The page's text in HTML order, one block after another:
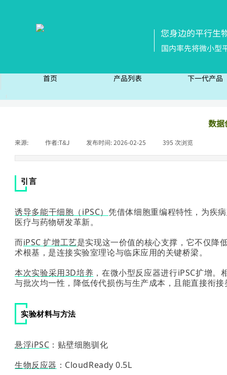
您身边的平行生
国内率先将微小型
首页 产品列表 下一代产品
数据
来源: 作者:T&J 发布时间:2026-02-25 395 次浏览
引言
诱导多能干细胞（iPSC）凭借体细胞重编程特性，为疾
医疗与药物研发革新。
而iPSC 扩增工艺是实现这一价值的核心支撑，它不仅降
术根基，是连接实验室理论与临床应用的关键桥梁。
本次实验采用3D培养 ，在微小型反应器进行iPSC扩增。
与批次均一性，降低传代损伤与生产成本，且能直接衔
实验材料与方法
悬浮iPSC ：贴壁细胞驯化
生物反应器 ：CloudReady 0.5L